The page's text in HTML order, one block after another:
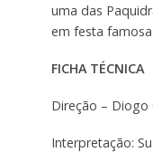
uma das
em festa
FICHA TÉCNICA
Direção – Diogo
Interpretação: